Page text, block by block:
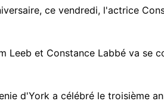
ce vendredi, l'actrice
Leeb et Constance Labbé va se
d'York a célébré le troisième